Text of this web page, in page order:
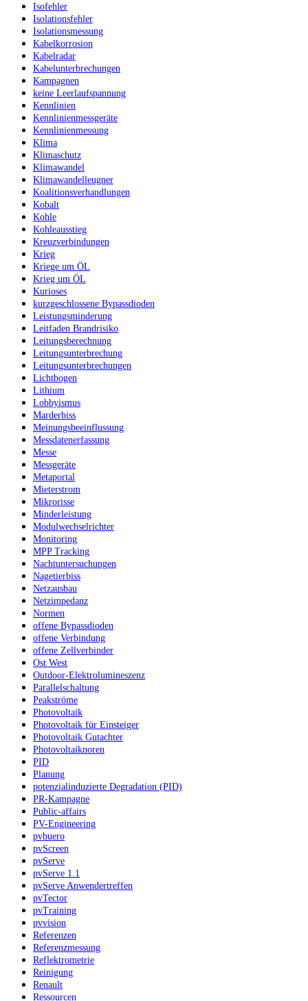
Isofehler
Isolationsfehler
Isolationsmessung
Kabelkorrosion
Kabelradar
Kabelunterbrechungen
Kampagnen
keine Leerlaufspannung
Kennlinien
Kennlinienmessgeräte
Kennlinienmessung
Klima
Klimaschutz
Klimawandel
Klimawandelleugner
Koalitionsverhandlungen
Kobalt
Kohle
Kohleausstieg
Kreuzverbindungen
Krieg
Kriege um ÖL
Krieg um ÖL
Kurioses
kurzgeschlossene Bypassdioden
Leistungsminderung
Leitfaden Brandrisiko
Leitungsberechnung
Leitungsunterbrechung
Leitungsunterbrechungen
Lichtbogen
Lithium
Lobbyismus
Marderbiss
Meinungsbeeinflussung
Messdatenerfassung
Messe
Messgeräte
Metaportal
Mieterstrom
Mikrorisse
Minderleistung
Modulwechselrichter
Monitoring
MPP Tracking
Nachtuntersuchungen
Nagetierbiss
Netzausbau
Netzimpedanz
Normen
offene Bypassdioden
offene Verbindung
offene Zellverbinder
Ost West
Outdoor-Elektrolumineszenz
Parallelschaltung
Peakströme
Photovoltaik
Photovoltaik für Einsteiger
Photovoltaik Gutachter
Photovoltaiknoren
PID
Planung
potenzialinduzierte Degradation (PID)
PR-Kampagne
Public-affairs
PV-Engineering
pvbuero
pvScreen
pvServe
pvServe 1.1
pvServe Anwendertreffen
pvTector
pvTraining
pvvision
Referenzen
Referenzmessung
Reflektrometrie
Reinigung
Renault
Ressourcen